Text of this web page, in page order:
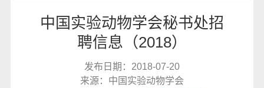
中国实验动物学会秘书处招
聘信息（2018）
发布日期：2018-07-20
来源：中国实验动物学会